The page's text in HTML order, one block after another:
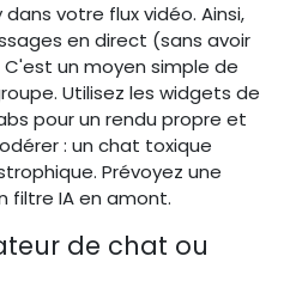
votre flux vidéo. Ainsi,
en direct (sans avoir
un moyen simple de
Utilisez les widgets de
pour un rendu propre et
: un chat toxique
Prévoyez une
filtre IA en amont.
de chat ou